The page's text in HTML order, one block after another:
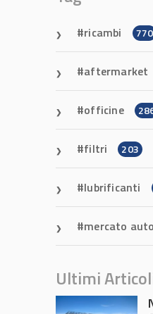
ricambi 770
aftermarket
officine
filtri 203
lubrificanti
mercato auto
Ultimi